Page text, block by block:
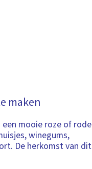
maken
mooie roze of rode
winegums,
De herkomst van dit